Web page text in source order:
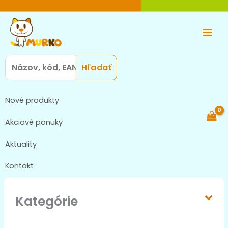
obsah
Main
Search
for:
Nové produkty
Akciové ponuky
Aktuality
Kontakt
Kategórie